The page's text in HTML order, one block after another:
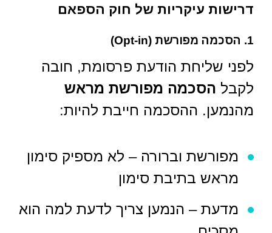
דרישות עיקריות של חוק הספאם
1. הסכמה מפורשת (Opt-in)
לפני שליחת הודעת פרסומת, חובה
לקבל הסכמה מפורשת מראש
מהנמען. ההסכמה חייבת להיות:
מפורשת וברורה – לא מספיק סימון
מראש בתיבת סימון
מדעת – הנמען צריך לדעת למה הוא